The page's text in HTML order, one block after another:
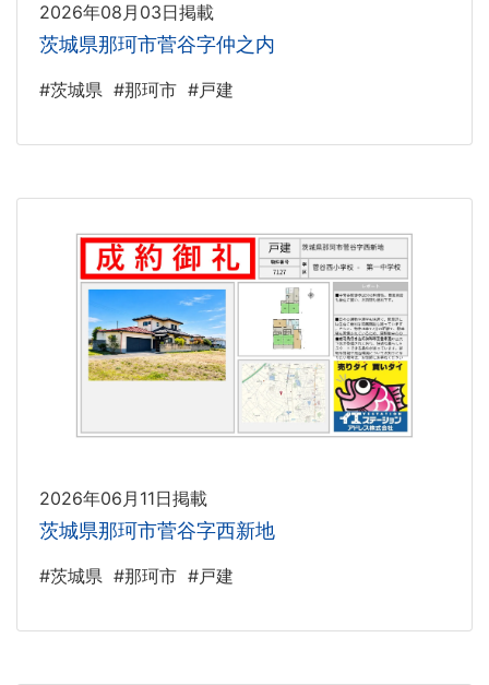
2026年08月03日掲載
茨城県那珂市菅谷字仲之内
#茨城県 #那珂市 #戸建
2026年06月11日掲載
茨城県那珂市菅谷字西新地
#茨城県 #那珂市 #戸建